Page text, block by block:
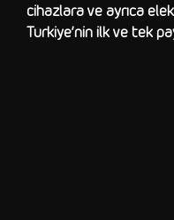
cihazlara ve ayrıca
Türkiye’nin ilk ve tek